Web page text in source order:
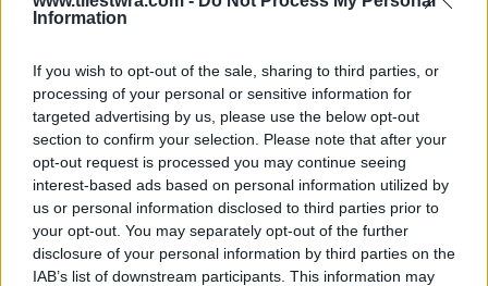
Information
If you wish to opt-out of the sale, sharing to third parties, or
processing of your personal or sensitive information for
targeted advertising by us, please use the below opt-out
section to confirm your selection. Please note that after your
opt-out request is processed you may continue seeing
interest-based ads based on personal information utilized by
us or personal information disclosed to third parties prior to
your opt-out. You may separately opt-out of the further
disclosure of your personal information by third parties on the
IAB’s list of downstream participants. This information may
με ρώτησε τι φαγητό έχουμε!